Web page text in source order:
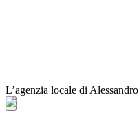
L’agenzia locale di Alessandro